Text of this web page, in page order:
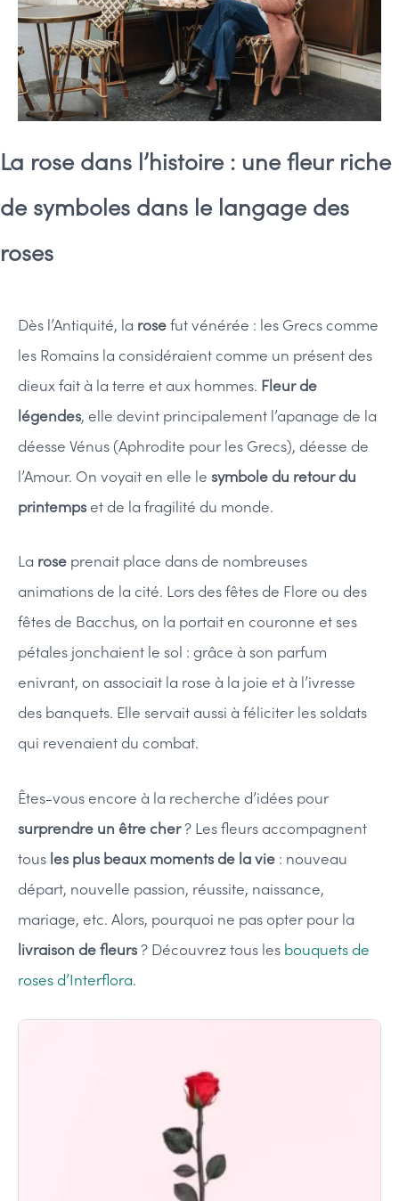
La rose dans l’histoire : une fleur riche
de symboles dans le langage des
roses
Dès l’Antiquité, la rosefut vénérée : les Grecs comme
les Romains la considéraient comme un présent des
dieux fait à la terre et aux hommes. Fleur de
légendes, elle devint principalement l’apanage de la
déesse Vénus (Aphrodite pour les Grecs), déesse de
l’Amour. On voyait en elle le symbole du retour du
printempset de la fragilité du monde.
La rose prenait place dans de nombreuses
animations de la cité. Lors des fêtes de Flore ou des
fêtes de Bacchus, on la portait en couronne et ses
pétales jonchaient le sol : grâce à son parfum
enivrant, on associait la rose à la joie et à l’ivresse
des banquets. Elle servait aussi à féliciter les soldats
qui revenaient du combat.
Êtes-vous encore à la recherche d’idées pour
surprendre un être cher? Les fleurs accompagnent
tous les plus beaux moments de la vie : nouveau
départ, nouvelle passion, réussite, naissance,
mariage, etc. Alors, pourquoi ne pas opter pour la
livraison de fleurs? Découvrez tous les bouquets de
roses d’Interflora.